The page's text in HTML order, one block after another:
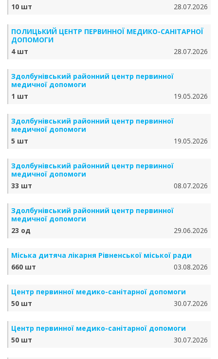
10 шт
28.07.2026
ПОЛИЦЬКИЙ ЦЕНТР ПЕРВИННОЇ МЕДИКО-САНІТАРНОЇ
ДОПОМОГИ
4 шт
28.07.2026
Здолбунівський районний центр первинної
медичної допомоги
1 шт
19.05.2026
Здолбунівський районний центр первинної
медичної допомоги
5 шт
19.05.2026
Здолбунівський районний центр первинної
медичної допомоги
33 шт
08.07.2026
Здолбунівський районний центр первинної
медичної допомоги
23 од
29.06.2026
Міська дитяча лікарня Рівненської міської ради
660 шт
03.08.2026
Центр первинної медико-санітарної допомоги
50 шт
30.07.2026
Центр первинної медико-санітарної допомоги
50 шт
30.07.2026